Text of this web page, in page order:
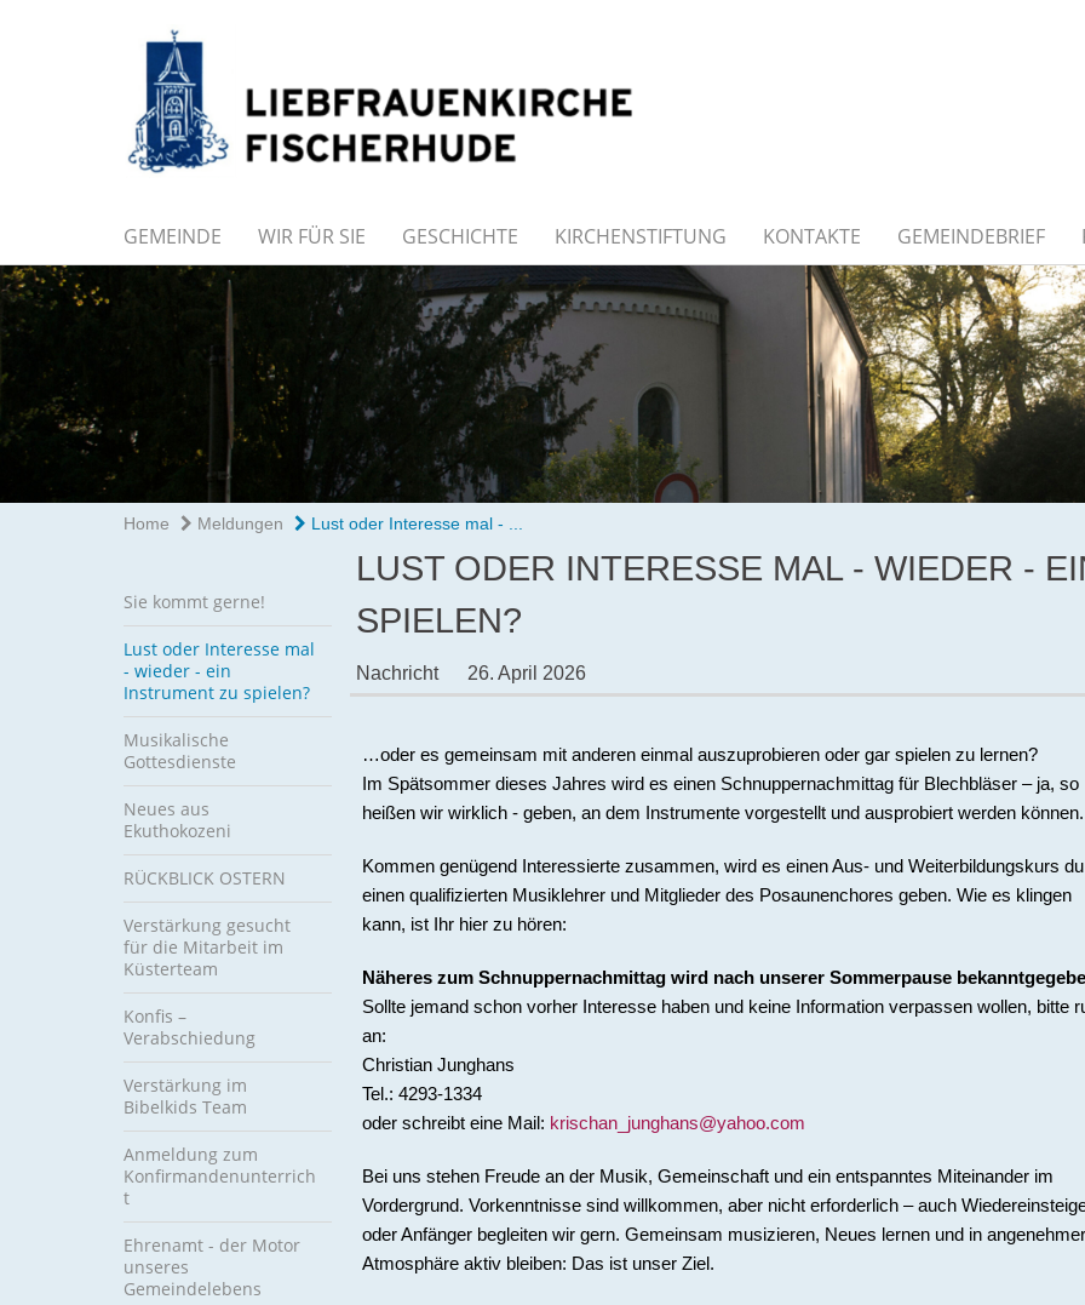
GEMEINDE WIR FÜR SIE GESCHICHTE KIRCHENSTIFTUNG KONTAKTE GEMEINDEBRIEF
Home Meldungen Lust oder Interesse mal - ...
Sie kommt gerne!
Lust oder Interesse mal
- wieder - ein
Instrument zu spielen?
Musikalische
Gottesdienste
Neues aus
Ekuthokozeni
RÜCKBLICK OSTERN
Verstärkung gesucht
für die Mitarbeit im
Küsterteam
Konfis –
Verabschiedung
Verstärkung im
Bibelkids Team
Anmeldung zum
Konfirmandenunterrich
t
Ehrenamt - der Motor
unseres
Gemeindelebens
LUST ODER INTERESSE MAL - WIEDER -
SPIELEN?
Nachricht 26. April 2026
…oder es gemeinsam mit anderen einmal auszuprobieren oder gar spielen zu lernen?
Im Spätsommer dieses Jahres wird es einen Schnuppernachmittag für Blechbläser – ja, so
heißen wir wirklich - geben, an dem Instrumente vorgestellt und ausprobiert werden können.
Kommen genügend Interessierte zusammen, wird es einen Aus- und Weiterbildungskurs
einen qualifizierten Musiklehrer und Mitglieder des Posaunenchores geben. Wie es klingen
kann, ist Ihr hier zu hören:
Näheres zum Schnuppernachmittag wird nach unserer Sommerpause
Sollte jemand schon vorher Interesse haben und keine Information verpassen wollen, bitte
an:
Christian Junghans
Tel.: 4293-1334
oder schreibt eine Mail: krischan_junghans@yahoo.com
Bei uns stehen Freude an der Musik, Gemeinschaft und ein entspanntes Miteinander im
Vordergrund. Vorkenntnisse sind willkommen, aber nicht erforderlich – auch
oder Anfänger begleiten wir gern. Gemeinsam musizieren, Neues lernen und in angenehmer
Atmosphäre aktiv bleiben: Das ist unser Ziel.